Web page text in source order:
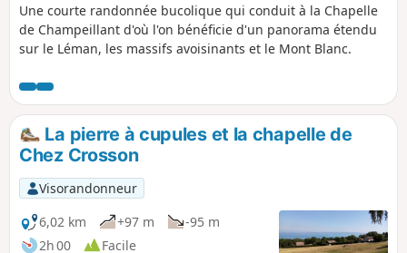
Une courte randonnée bucolique qui conduit à la Chapelle
de Champeillant d'où l'on bénéficie d'un panorama étendu
sur le Léman, les massifs avoisinants et le Mont Blanc.
La pierre à cupules et la chapelle de
Chez Crosson
Visorandonneur
6,02 km
+97 m
-95 m
2h 00
Facile